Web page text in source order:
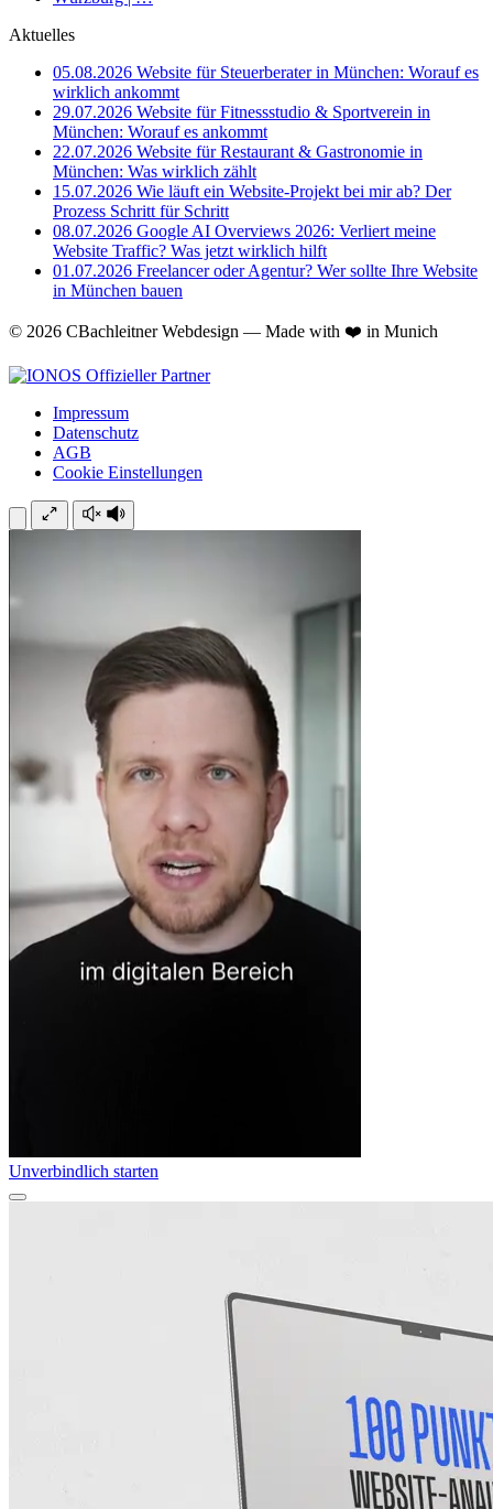
Aktuelles
05.08.2026 Website für Steuerberater in München: Worauf es
wirklich ankommt
29.07.2026 Website für Fitnessstudio & Sportverein in
München: Worauf es ankommt
22.07.2026 Website für Restaurant & Gastronomie in
München: Was wirklich zählt
15.07.2026 Wie läuft ein Website-Projekt bei mir ab? Der
Prozess Schritt für Schritt
08.07.2026 Google AI Overviews 2026: Verliert meine
Website Traffic? Was jetzt wirklich hilft
01.07.2026 Freelancer oder Agentur? Wer sollte Ihre Website
in München bauen
© 2026 CBachleitner Webdesign — Made with ❤️ in Munich
Impressum
Datenschutz
AGB
Cookie Einstellungen
Unverbindlich starten